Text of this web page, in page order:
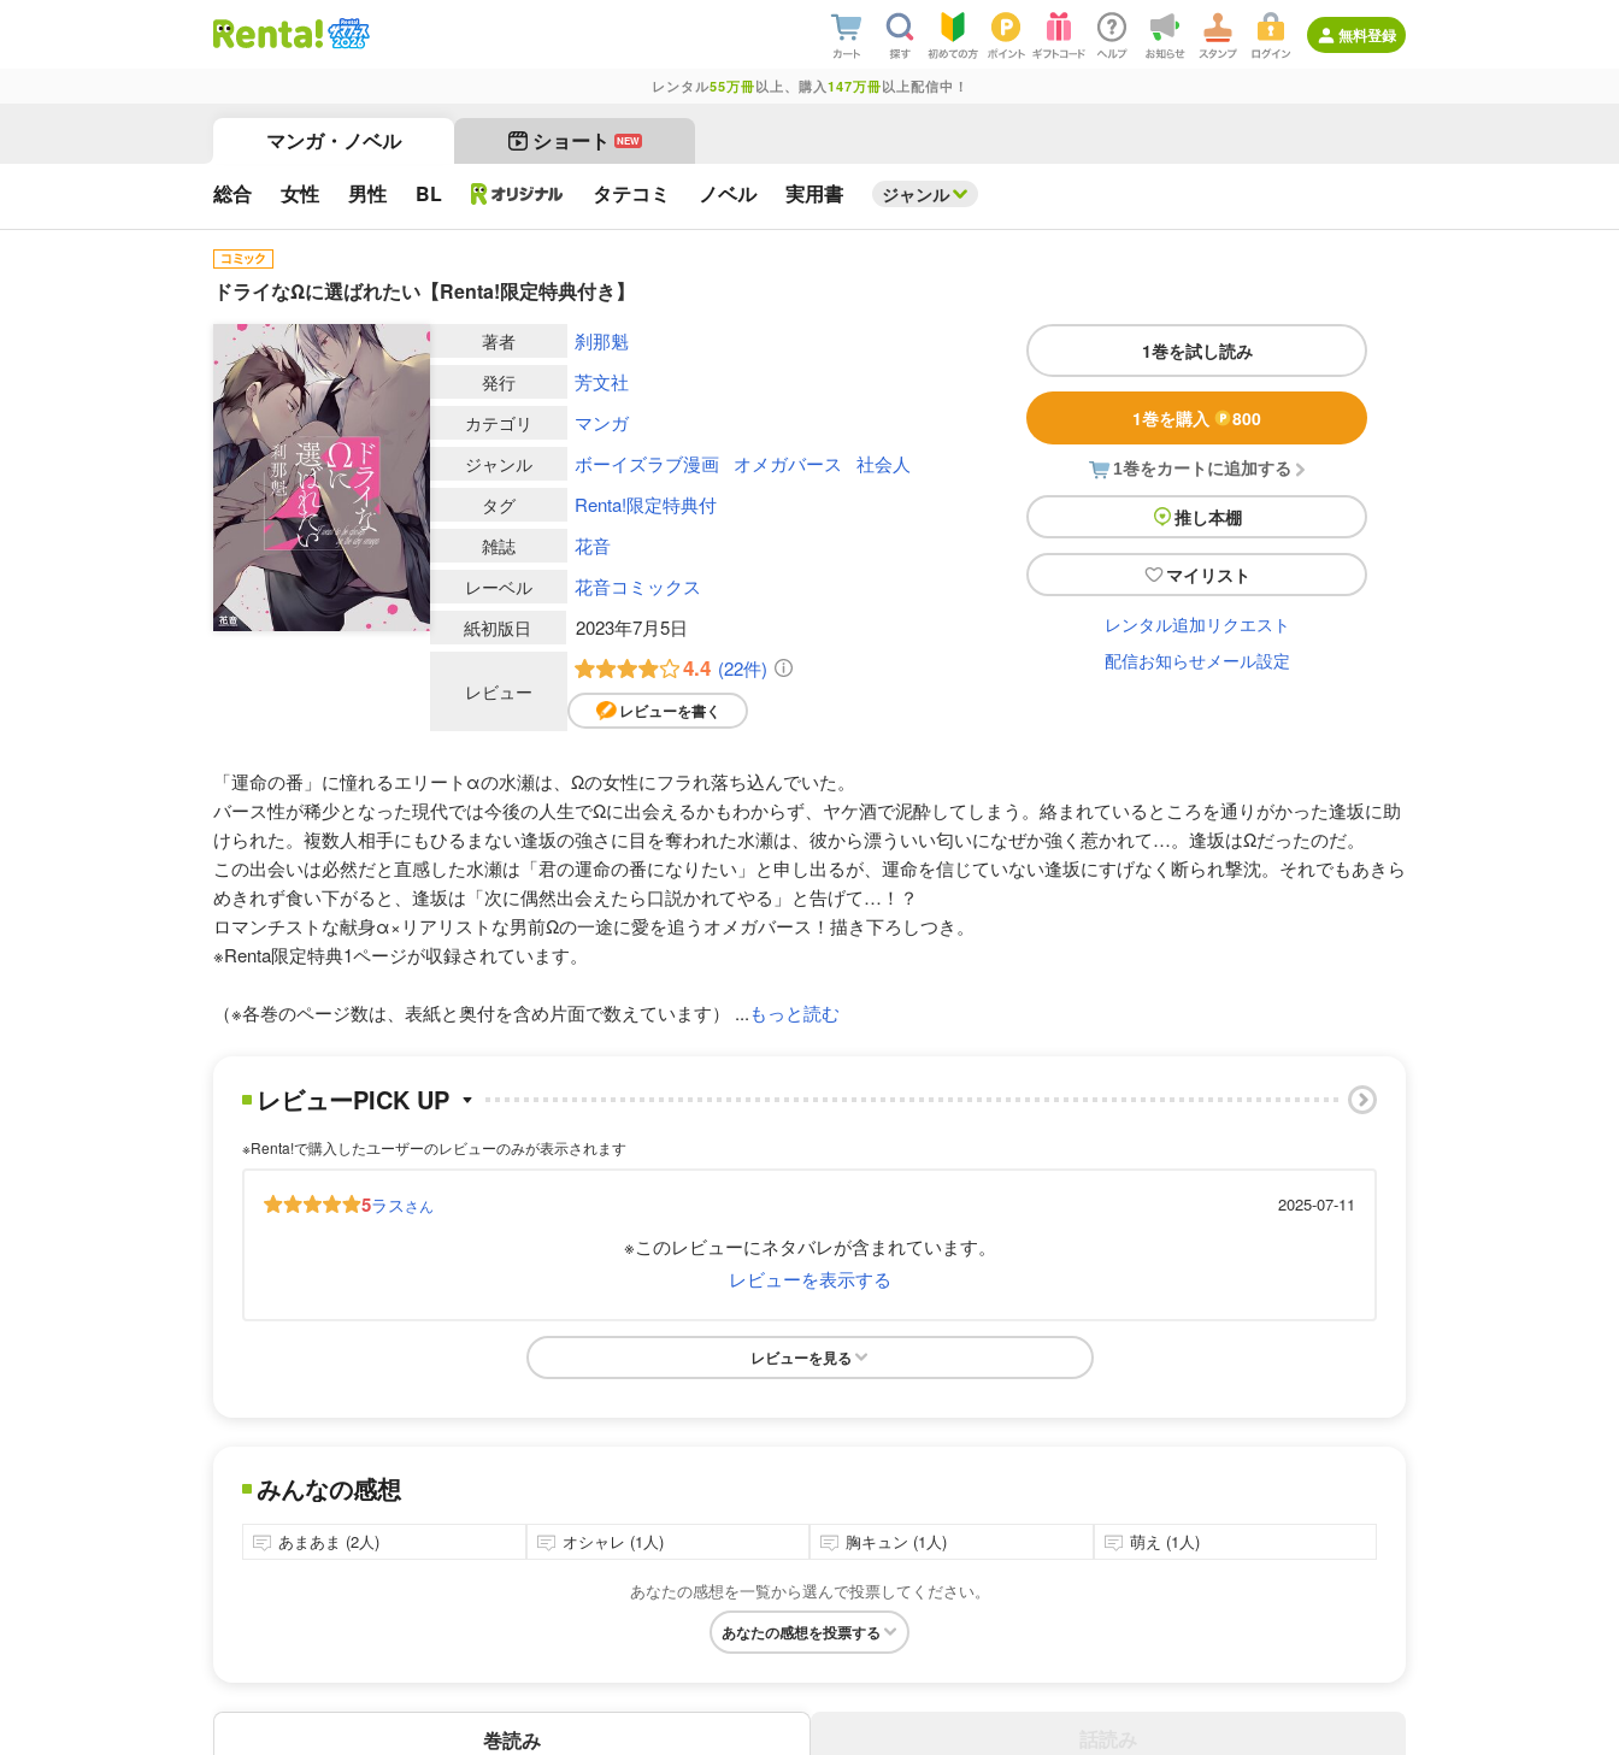
無料登録
レンタル55万冊以上、購入 147万冊以上配信中！
マンガ・ノベル ショート NEW
総合 女性 男性 BL タテコミ ノベル 実用書 ジャンル
ドライなΩに選ばれたい【Renta!限定特典付き】
1巻を試し読み
1巻を購入 800
1巻をカートに追加する
推し本棚
マイリスト
レンタル追加リクエスト
配信お知らせメール設定
著者 刹那魁
発行 芳文社
カテゴリ マンガ
ジャンル ボーイズラブ漫画 オメガバース 社会人
タグ Renta!限定特典付
雑誌 花音
レーベル 花音コミックス
紙初版日 2023年7月5日
レビュー
4.4 (22件)
レビューを書く
「運命の番」に憧れるエリートαの水瀬は、Ωの女性にフラれ落ち込んでいた。
バース性が稀少となった現代では今後の人生でΩに出会えるかもわからず、ヤケ酒で泥酔してしまう。絡まれているところを通りがかった逢坂に助
けられた。複数人相手にもひるまない逢坂の強さに目を奪われた水瀬は、彼から漂ういい匂いになぜか強く惹かれて…。逢坂はΩだったのだ。
この出会いは必然だと直感した水瀬は「君の運命の番になりたい」と申し出るが、運命を信じていない逢坂にすげなく断られ撃沈。それでもあきら
めきれず食い下がると、逢坂は「次に偶然出会えたら口説かれてやる」と告げて…！？
ロマンチストな献身α×リアリストな男前Ωの一途に愛を追うオメガバース！描き下ろしつき。
※Renta限定特典1ページが収録されています。
（※各巻のページ数は、表紙と奥付を含め片面で数えています） ...もっと読む
レビューPICK UP
※Renta!で購入したユーザーのレビューのみが表示されます
5ラスさん 2025-07-11
※このレビューにネタバレが含まれています。
レビューを表示する
レビューを見る
みんなの感想
あまあま (2人) オシャレ (1人) 胸キュン (1人) 萌え (1人)
あなたの感想を一覧から選んで投票してください。
あなたの感想を投票する
巻読み